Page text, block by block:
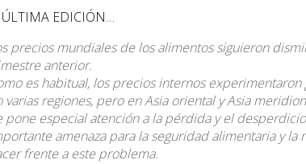
ÚLTIMA EDICIÓN…
precios mundiales de los alimentos siguieron
anterior.
es habitual, los precios internos
varias regiones, pero en Asia oriental y Asia
pone especial atención a la pérdida y el
amenaza para la seguridad alimentaria y la
frente a este problema.